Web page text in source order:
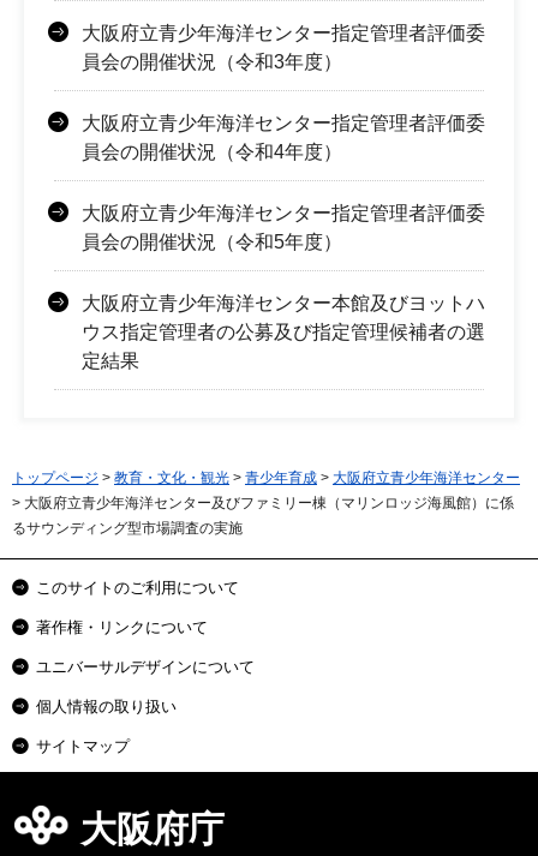
大阪府立青少年海洋センター指定管理者評価委
員会の開催状況（令和3年度）
大阪府立青少年海洋センター指定管理者評価委
員会の開催状況（令和4年度）
大阪府立青少年海洋センター指定管理者評価委
員会の開催状況（令和5年度）
大阪府立青少年海洋センター本館及びヨットハ
ウス指定管理者の公募及び指定管理候補者の選
定結果
トップページ > 教育・文化・観光 > 青少年育成 > 大阪府立青少年海洋センター
> 大阪府立青少年海洋センター及びファミリー棟（マリンロッジ海風館）に係
るサウンディング型市場調査の実施
このサイトのご利用について
著作権・リンクについて
ユニバーサルデザインについて
個人情報の取り扱い
サイトマップ
大阪府庁